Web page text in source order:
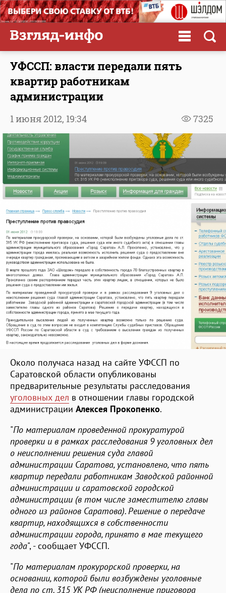
УФССП: власти передали пять
квартир работникам
администрации
7325
1 июня 2012, 19:34
Около получаса назад на сайте УФССП по
Саратовской области опубликованы
предварительные результаты расследования
уголовных дел в отношении главы городской
администрации Алексея Прокопенко.
"По материалам проведенной прокуратурой
проверки и в рамках расследования 9 уголовных дел
о неисполнении решения суда главой
администрации Саратова, установлено, что пять
квартир передали работникам Заводской районной
администрации и саратовской городской
администрации (в том числе заместителю главы
одного из районов Саратова). Решение о передаче
квартир, находящихся в собственности
администрации города, принято в мае текущего
года", - сообщает УФССП.
"По материалам прокурорской проверки, на
основании, которой были возбуждены уголовные
дела по ст. 315 УК РФ (неисполнение приговора